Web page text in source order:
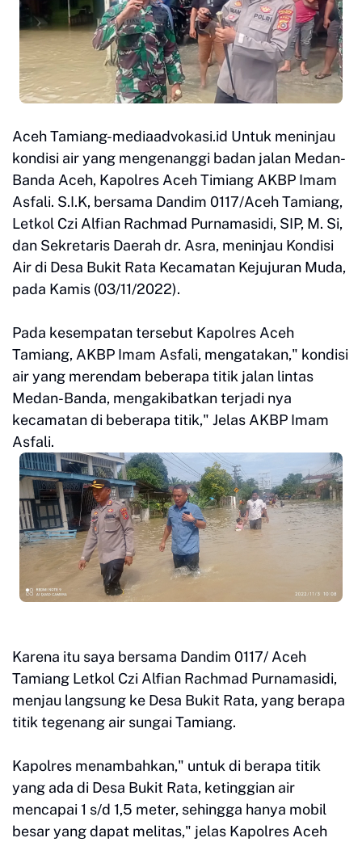
Aceh Tamiang-mediaadvokasi.id Untuk meninjau
kondisi air yang mengenanggi badan jalan Medan-
Banda Aceh, Kapolres Aceh Timiang AKBP Imam
Asfali. S.I.K, bersama Dandim 0117/Aceh Tamiang,
Letkol Czi Alfian Rachmad Purnamasidi, SIP, M. Si,
dan Sekretaris Daerah dr. Asra, meninjau Kondisi
Air di Desa Bukit Rata Kecamatan Kejujuran Muda,
pada Kamis (03/11/2022).
Pada kesempatan tersebut Kapolres Aceh
Tamiang, AKBP Imam Asfali, mengatakan," kondisi
air yang merendam beberapa titik jalan lintas
Medan-Banda, mengakibatkan terjadi nya
kecamatan di beberapa titik," Jelas AKBP Imam
Asfali.
Karena itu saya bersama Dandim 0117/ Aceh
Tamiang Letkol Czi Alfian Rachmad Purnamasidi,
menjau langsung ke Desa Bukit Rata, yang berapa
titik tegenang air sungai Tamiang.
Kapolres menambahkan," untuk di berapa titik
yang ada di Desa Bukit Rata, ketinggian air
mencapai 1 s/d 1,5 meter, sehingga hanya mobil
besar yang dapat melitas," jelas Kapolres Aceh